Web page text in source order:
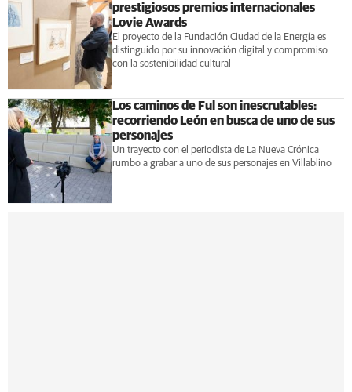
prestigiosos premios internacionales
Lovie Awards
El proyecto de la Fundación Ciudad de la Energía es
distinguido por su innovación digital y compromiso
con la sostenibilidad cultural
Los caminos de Ful son inescrutables:
recorriendo León en busca de uno de sus
personajes
Un trayecto con el periodista de La Nueva Crónica
rumbo a grabar a uno de sus personajes en Villablino